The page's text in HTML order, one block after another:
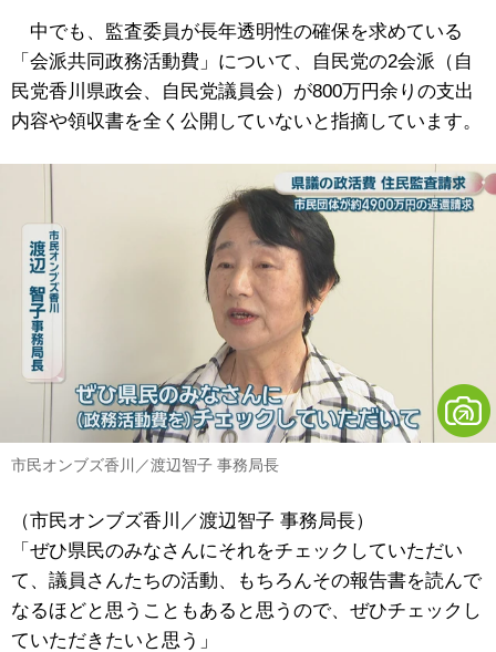
中でも、監査委員が長年透明性の確保を求めている
「会派共同政務活動費」について、自民党の2会派（自
民党香川県政会、自民党議員会）が800万円余りの支出
内容や領収書を全く公開していないと指摘しています。
市民オンブズ香川／渡辺智子 事務局長
（市民オンブズ香川／渡辺智子 事務局長）
「ぜひ県民のみなさんにそれをチェックしていただい
て、議員さんたちの活動、もちろんその報告書を読んで
なるほどと思うこともあると思うので、ぜひチェックし
ていただきたいと思う」